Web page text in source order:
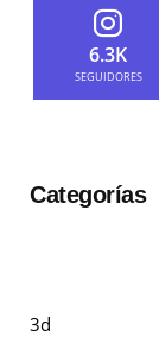
6.3K
SEGUIDORES
Categorías
3d